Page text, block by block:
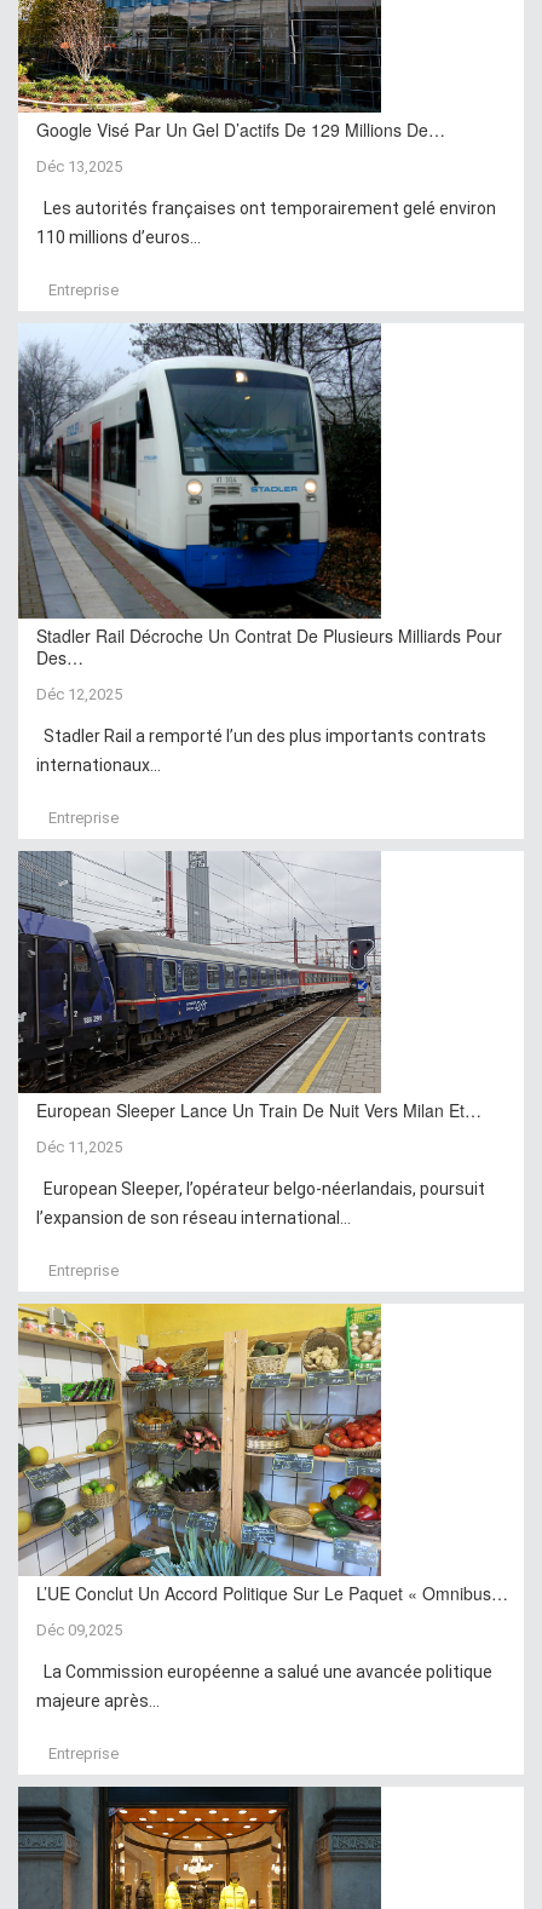
Google Visé Par Un Gel D’actifs De 129 Millions De…
Déc 13,2025
Les autorités françaises ont temporairement gelé environ
110 millions d’euros...
Entreprise
Stadler Rail Décroche Un Contrat De Plusieurs Milliards Pour
Des…
Déc 12,2025
Stadler Rail a remporté l’un des plus importants contrats
internationaux...
Entreprise
European Sleeper Lance Un Train De Nuit Vers Milan Et…
Déc 11,2025
European Sleeper, l’opérateur belgo-néerlandais, poursuit
l’expansion de son réseau international...
Entreprise
L’UE Conclut Un Accord Politique Sur Le Paquet « Omnibus…
Déc 09,2025
La Commission européenne a salué une avancée politique
majeure après...
Entreprise